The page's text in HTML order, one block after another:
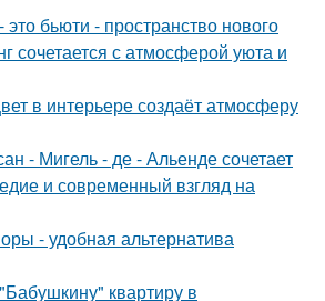
бьюти - пространство нового
сочетается с атмосферой уюта и
в интерьере создаёт атмосферу
- Мигель - де - Альенде сочетает
и современный взгляд на
- удобная альтернатива
квартиру в